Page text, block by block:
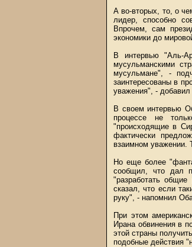
А во-вторых, то, о
лидер, способно
Впрочем, сам
экономики до
В интервью "Аль-
мусульманскими
мусульмане", -
заинтересованы в
уважения", -
В своем интервью
процессе не
"происходящие в
фактически
взаимном уважении.
Но еще более
сообщил, что дал
"разработать
сказал, что если
руку", - напомнил
При этом
Ирана обвинения в
этой страны
подобные действия